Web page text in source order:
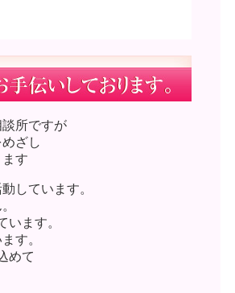
所ですが
ざし
す
しています。
ます。
す。
めて